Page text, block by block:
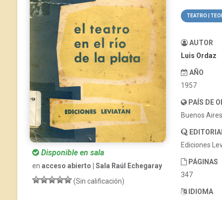
Disponible en sala
en acceso abierto | Sala Raúl Echegaray
(Sin calificación)
TEATRO |
AUTOR
Luis Ordaz
AÑO
1957
PAÍS DE
Buenos
Ediciones
PÁGINAS
347
IDIOMA